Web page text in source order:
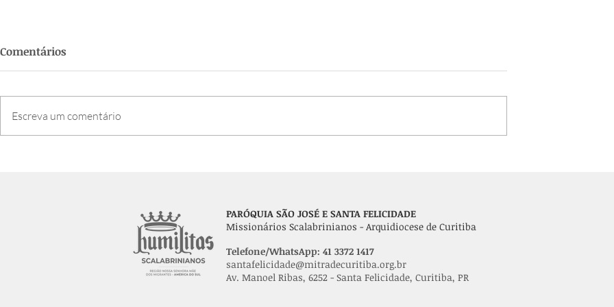
Comentários
Escreva um comentário
PARÓQUIA SÃO JOSÉ E SANTA FELICIDADE
Missionários Scalabrinianos - Arquidiocese de Curitiba
Telefone/WhatsApp: 41 3372 1417
santafelicidade@mitradecuritiba.org.br
Av. Manoel Ribas, 6252 - Santa Felicidade, Curitiba, PR